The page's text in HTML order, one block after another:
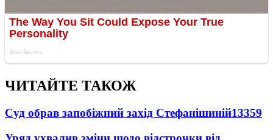
ЧИТАЙТЕ ТАКОЖ
Суд обрав запобіжний захід Стефанішиній13359